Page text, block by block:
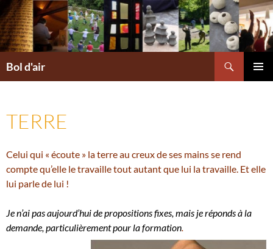
Aller
au
contenu
Bol d'air
TERRE
Celui qui « écoute » la terre au creux de ses mains se rend
compte qu’elle le travaille tout autant que lui la travaille. Et elle
lui parle de lui !
Je n’ai pas aujourd’hui de propositions fixes, mais je réponds à la
demande, particulièrement pour la formation.